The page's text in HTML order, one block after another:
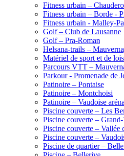
Fitness urbain –
Fitness urbain – Borde -
Fitness urbain - Malley-
Golf – Club de Lausanne
Golf – Pra-Roman
Helsana-trails –
Matériel de sport et de
Parcours VTT –
Parkour - Promenade de
Patinoire – Pontaise
Patinoire – Montchoisi
Patinoire – Vaudoise aréna
Piscine couverte – Les
Piscine couverte – Grand-
Piscine couverte – Vallée
Piscine couverte –
Piscine de quartier –